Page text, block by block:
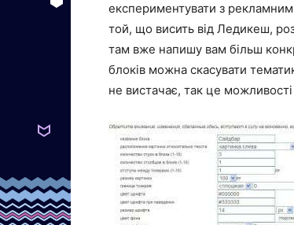
експериментувати з
той, що висить від Ледикеш,
там вже напишу вам більш
блоків можна скасувати
не вистачає, так це